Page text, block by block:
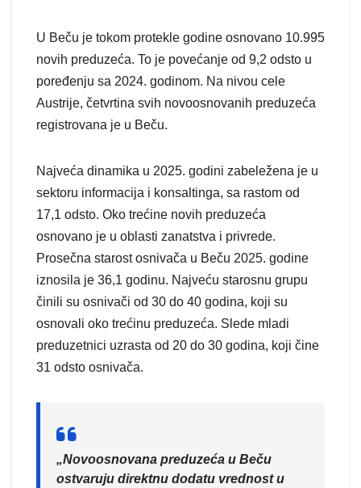
U Beču je tokom protekle godine osnovano 10.995
novih preduzeća. To je povećanje od 9,2 odsto u
poređenju sa 2024. godinom. Na nivou cele
Austrije, četvrtina svih novoosnovanih preduzeća
registrovana je u Beču.
Najveća dinamika u 2025. godini zabeležena je u
sektoru informacija i konsaltinga, sa rastom od
17,1 odsto. Oko trećine novih preduzeća
osnovano je u oblasti zanatstva i privrede.
Prosečna starost osnivača u Beču 2025. godine
iznosila je 36,1 godinu. Najveću starosnu grupu
činili su osnivači od 30 do 40 godina, koji su
osnovali oko trećinu preduzeća. Slede mladi
preduzetnici uzrasta od 20 do 30 godina, koji čine
31 odsto osnivača.
„Novoosnovana preduzeća u Beču
ostvaruju direktnu dodatu vrednost u